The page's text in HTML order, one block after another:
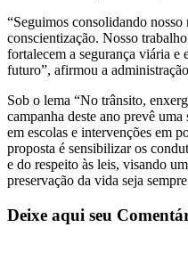
“Seguimos consolidando
conscientização. Nosso
fortalecem a segurança viária e
futuro”, afirmou a
Sob o lema “No trânsito,
campanha deste ano prevê
em escolas e intervenções em
proposta é sensibilizar os
e do respeito às leis, visando
preservação da vida seja
Deixe aqui seu